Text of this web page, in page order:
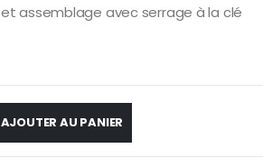
et assemblage avec serrage à la clé
AJOUTER AU PANIER